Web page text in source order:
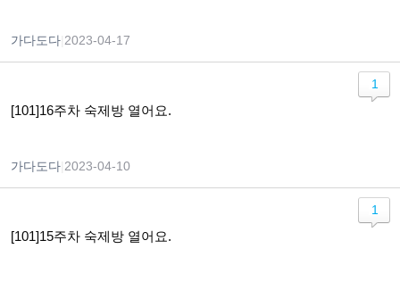
가다도다 2023-04-17
[101]16주차 숙제방 열어요.
가다도다 2023-04-10
1
[101]15주차 숙제방 열어요.
1